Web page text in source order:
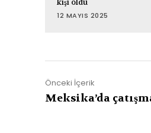
kişi öldü
12 MAYIS 2025
Önceki İçerik
Meksika’da